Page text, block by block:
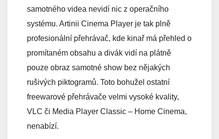
samotného videa nevidí nic z operačního
systému. Artinii Cinema Player je tak plně
profesionální přehrávač, kde kinař má přehled o
promítaném obsahu a divák vidí na plátně
pouze obraz samotné show bez nějakých
rušivých piktogramů. Toto bohužel ostatní
freewarové přehrávače velmi vysoké kvality,
VLC či Media Player Classic – Home Cinema,
nenabízí.